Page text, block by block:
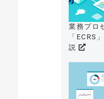
業務プロ
「ECRS
説